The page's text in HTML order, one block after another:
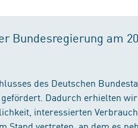
Bundesregierung am
des Deutschen
Dadurch erhielten
interessierten